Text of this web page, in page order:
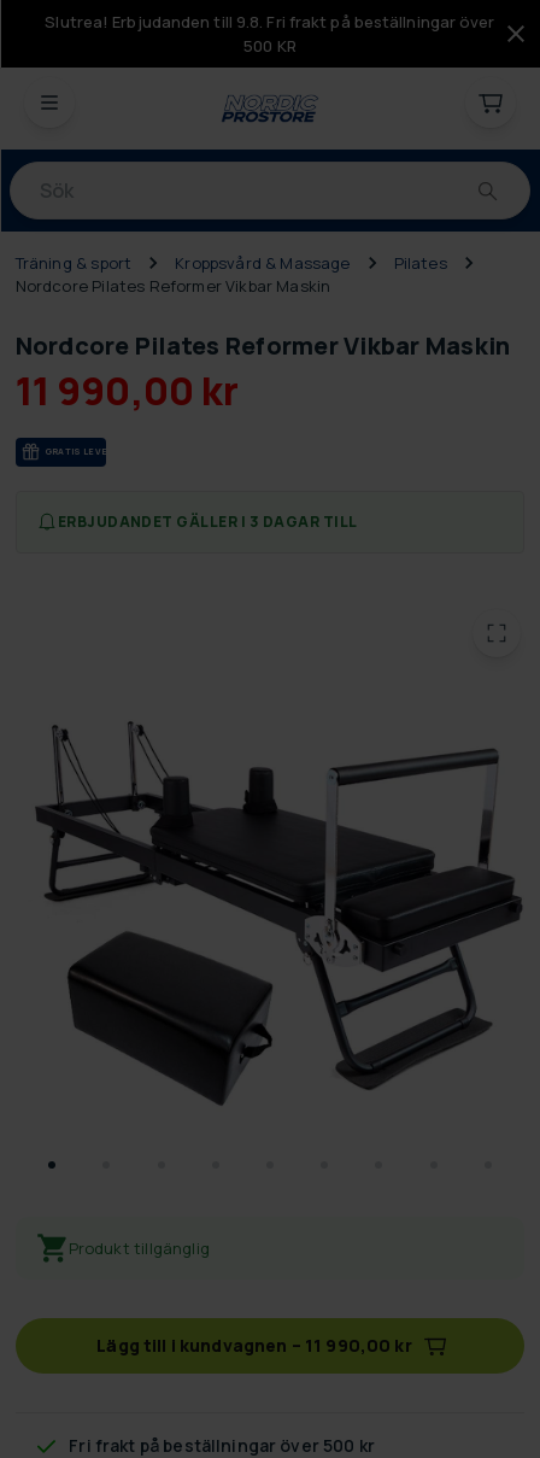
Slutrea! Erbjudanden till 9.8. Fri frakt på beställningar över
500 KR
Produkter
Träning & sport Kroppsvård & Massage
Pilates
Nordcore Pilates Reformer Vikbar Maskin
Nordcore Pilates Reformer Vikbar Maskin
11 990,00 kr
GRA­TIS LE­VE­RANS
ERBJUDANDET GÄLLER I 3 DAGAR TILL
Produkt tillgänglig
Lägg till i kundvagnen – 11 990,00 kr
Fri frakt på beställningar över 500 kr